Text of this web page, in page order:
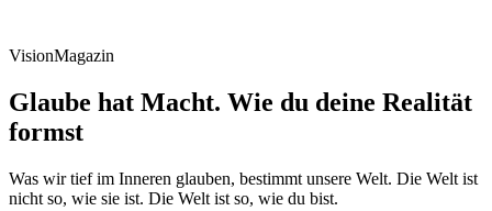
VisionMagazin
Glaube hat Macht. Wie du deine Realität
formst
Was wir tief im Inneren glauben, bestimmt unsere Welt. Die Welt ist
nicht so, wie sie ist. Die Welt ist so, wie du bist.